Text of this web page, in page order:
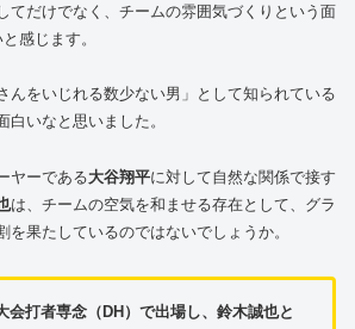
てだけでなく、チームの雰囲気づくりという面
感じます。
んをいじれる数少ない男」として知られている
白いなと思いました。
ヤーである大谷翔平に対して自然な関係で接す
は、チームの空気を和ませる存在として、グラ
を果たしているのではないでしょうか。
会打者専念（DH）で出場し、鈴木誠也と